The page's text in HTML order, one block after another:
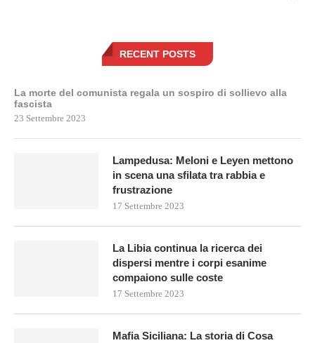
RECENT POSTS
La morte del comunista regala un sospiro di sollievo alla
fascista
23 Settembre 2023
Lampedusa: Meloni e Leyen mettono
in scena una sfilata tra rabbia e
frustrazione
17 Settembre 2023
La Libia continua la ricerca dei
dispersi mentre i corpi esanime
compaiono sulle coste
17 Settembre 2023
Mafia Siciliana: La storia di Cosa